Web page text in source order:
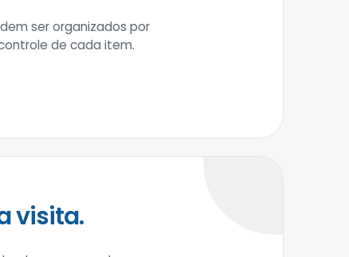
ser organizados por
de cada item.
visita.